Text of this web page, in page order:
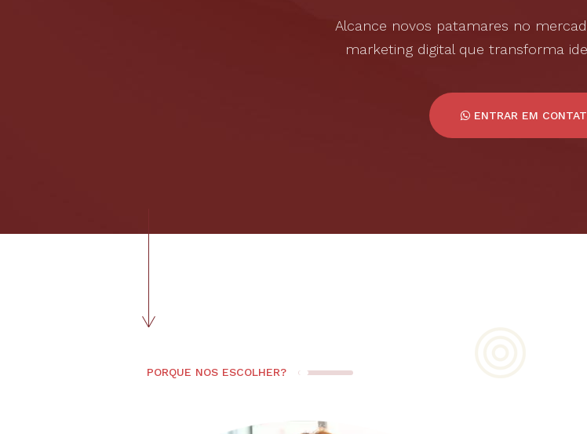
Alcance novos patamares no
marketing digital que transforma
ENTRAR EM
PORQUE NOS ESCOLHER?